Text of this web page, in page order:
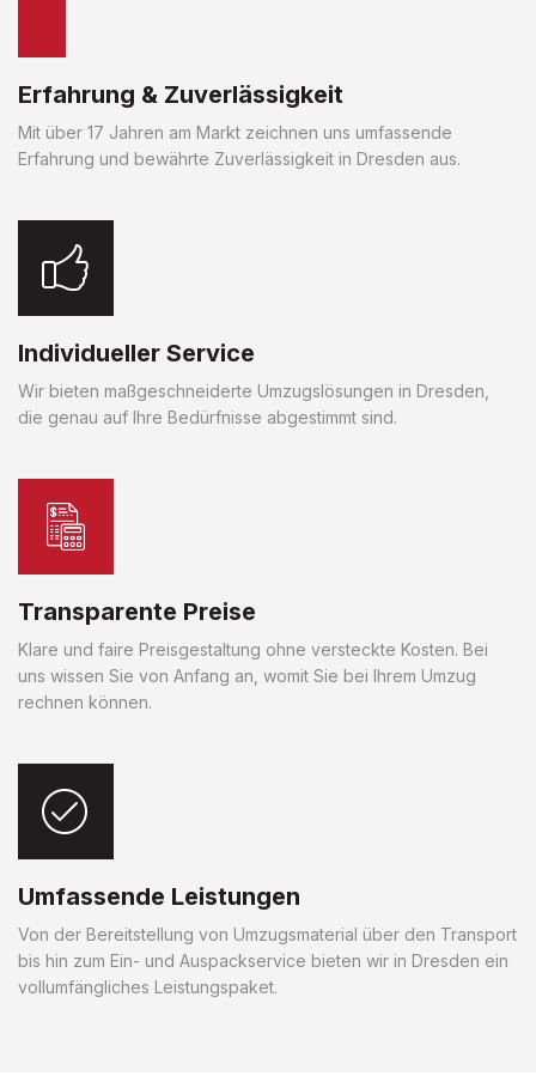
Erfahrung & Zuverlässigkeit
Mit über 17 Jahren am Markt zeichnen uns umfassende
Erfahrung und bewährte Zuverlässigkeit in Dresden aus.
Individueller Service
Wir bieten maßgeschneiderte Umzugslösungen in Dresden,
die genau auf Ihre Bedürfnisse abgestimmt sind.
Transparente Preise
Klare und faire Preisgestaltung ohne versteckte Kosten. Bei
uns wissen Sie von Anfang an, womit Sie bei Ihrem Umzug
rechnen können.
Umfassende Leistungen
Von der Bereitstellung von Umzugsmaterial über den Transport
bis hin zum Ein- und Auspackservice bieten wir in Dresden ein
vollumfängliches Leistungspaket.